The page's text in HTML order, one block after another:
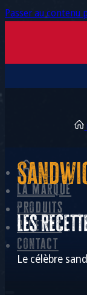
Passer au contenu
La marque
Produits
Recettes
Contact
Les
Le célèbre